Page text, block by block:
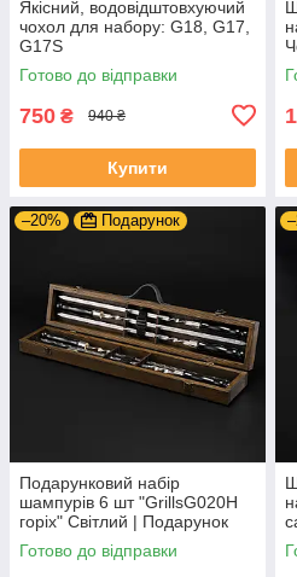
Якісний, водовідштовхуючий
чохол для набору: G18, G17,
G17S
Готово до відправки
750 ₴ 940 ₴
Купити
–20% Подарунок
Подарунковий набір
шампурів 6 шт "GrillsG020H
горіх" Світлий | Подарунок
для чоловіка, батька, сина
Готово до відправки
|